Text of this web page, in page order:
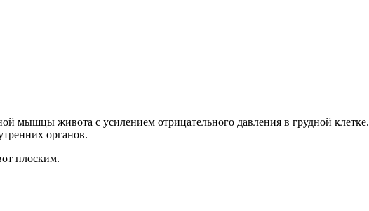
мышцы живота с усилением отрицательного давления в грудной
органов.
плоским.